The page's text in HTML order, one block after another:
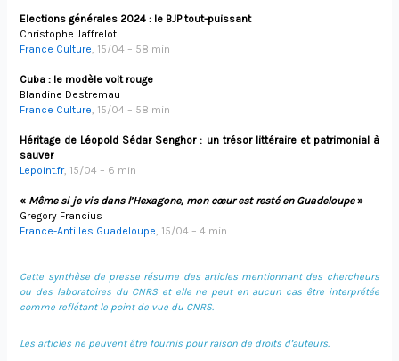
Elections générales 2024 : le BJP tout-puissant
Christophe Jaffrelot
France Culture, 15/04 – 58 min
Cuba : le modèle voit rouge
Blandine Destremau
France Culture, 15/04 – 58 min
Héritage de Léopold Sédar Senghor : un trésor littéraire et patrimonial à
sauver
Lepoint.fr, 15/04 – 6 min
« Même si je vis dans l’Hexagone, mon cœur est resté en Guadeloupe»
Gregory Francius
France-Antilles Guadeloupe, 15/04 – 4 min
Cette synthèse de presse résume des articles mentionnant des chercheurs
ou des laboratoires du CNRS et elle ne peut en aucun cas être interprétée
comme reflétant le point de vue du CNRS.
Les articles ne peuvent être fournis pour raison de droits d’auteurs.